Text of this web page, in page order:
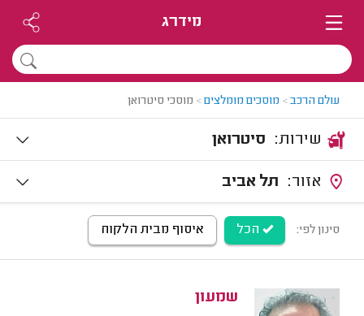
מידרג
עולם הרכב> מוסכים מומלצים> מוסכי סיטרואן
סיטרואן
תל אביב
סינון לפי: הכל איסוף מבית הלקוח
שמעון